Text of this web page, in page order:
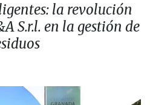
la revolución
S.r.l. en la gestión de